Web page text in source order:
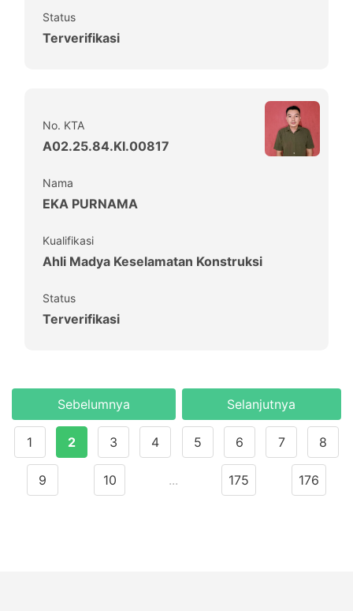
Status
Terverifikasi
No. KTA
A02.25.84.KI.00817
Nama
EKA PURNAMA
Kualifikasi
Ahli Madya Keselamatan Konstruksi
Status
Terverifikasi
Sebelumnya Selanjutnya
1 2 3 4 5 6 7 8
9 10 ... 175 176